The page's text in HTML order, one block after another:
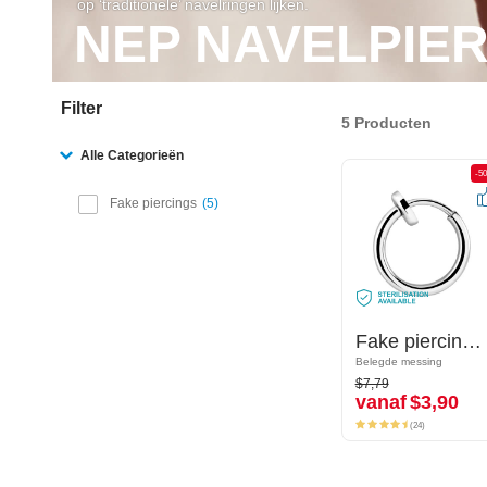
NEP
op ‘traditionele’ navelringen lijken.
Filter
Alle Categorieën
Fake piercings 5
5 Producten
-50%
Fake piercingring
Belegde messing
$7,79
vanaf$3,90
-
Fake piercingring
Belegde messing
$7,79
vanaf$3,90
(24)